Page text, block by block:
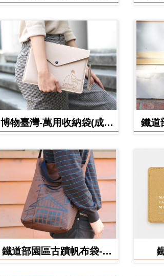
博物臺灣-萬用收納袋(成功
鐵道
鐵道部園區古蹟帆布袋-食